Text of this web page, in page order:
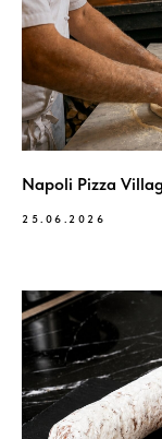
Napoli Pizza
25.06.2026